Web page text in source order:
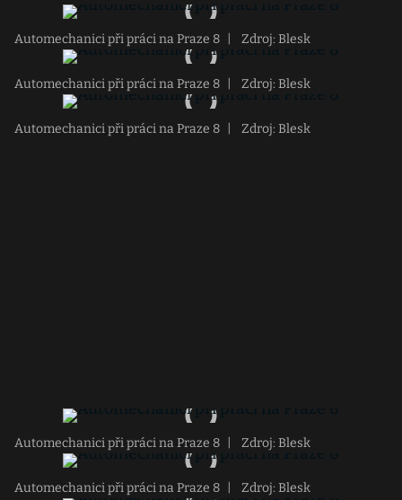
Automechanici při práci na Praze 8 Zdroj: Blesk
Automechanici při práci na Praze 8 Zdroj: Blesk
Automechanici při práci na Praze 8 Zdroj: Blesk
Automechanici při práci na Praze 8 Zdroj: Blesk
Automechanici při práci na Praze 8 Zdroj: Blesk